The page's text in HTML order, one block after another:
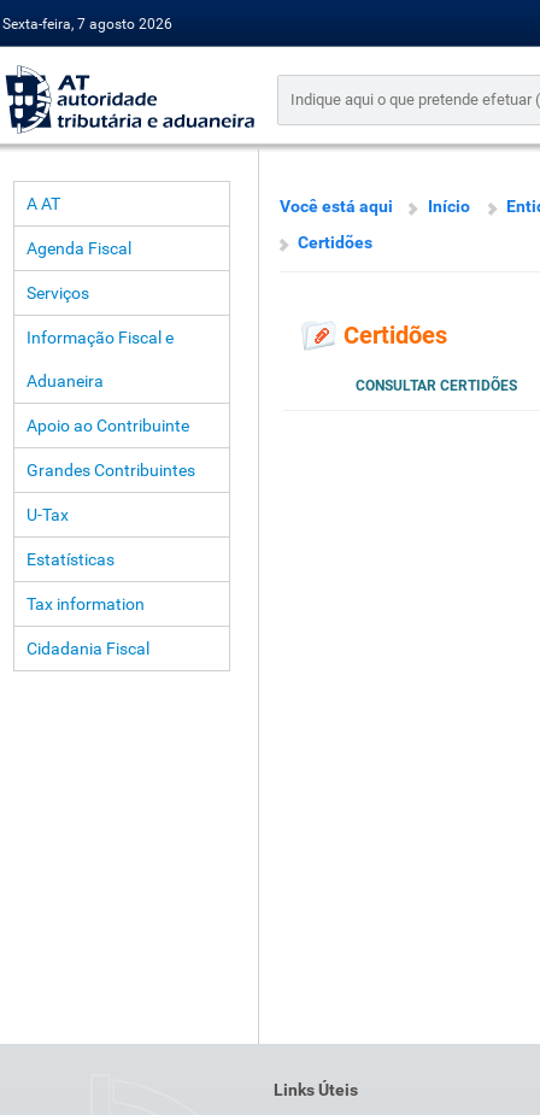
Sexta-feira, 7 agosto 2026
A AT
Agenda Fiscal
Serviços
Informação Fiscal e
Aduaneira
Apoio ao Contribuinte
Grandes Contribuintes
U-Tax
Estatísticas
Tax information
Cidadania Fiscal
Você está aqui Início
Certidões
Certidões
CONSULTAR CERTIDÕES
Links Úteis